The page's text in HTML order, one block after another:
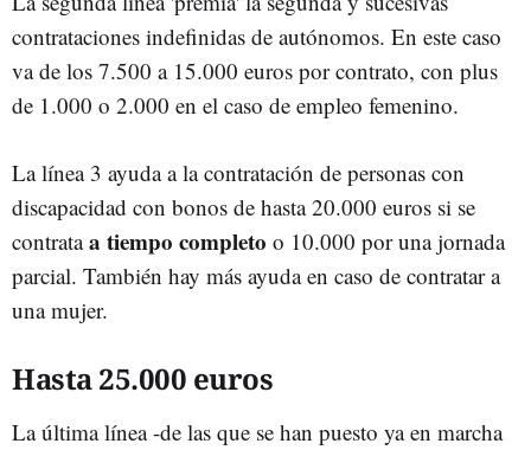
contrataciones indefinidas de autónomos. En este caso
va de los 7.500 a 15.000 euros por contrato, con plus
de 1.000 o 2.000 en el caso de empleo femenino.
La línea 3 ayuda a la contratación de personas con
discapacidad con bonos de hasta 20.000 euros si se
contrataa tiempo completo o 10.000 por una jornada
parcial. También hay más ayuda en caso de contratar a
una mujer.
Hasta 25.000 euros
La última línea -de las que se han puesto ya en marcha